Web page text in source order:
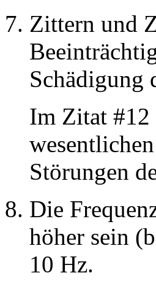
Zittern und
Schädigung
Im Zitat #12
Störungen
Die
höher sein
10 Hz.